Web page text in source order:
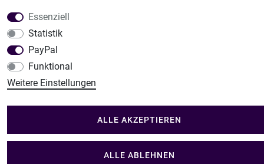
Essenziell
Statistik
PayPal
Funktional
Weitere Einstellungen
ALLE AKZEPTIEREN
ALLE ABLEHNEN